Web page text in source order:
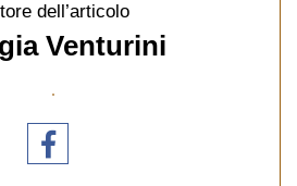
dell’articolo
Venturini